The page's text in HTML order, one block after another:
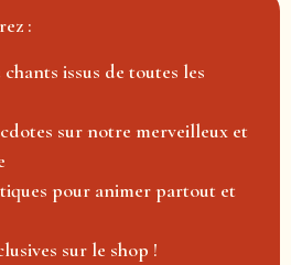
:
issus de toutes les
sur notre merveilleux et
pour animer partout et
sur le shop !